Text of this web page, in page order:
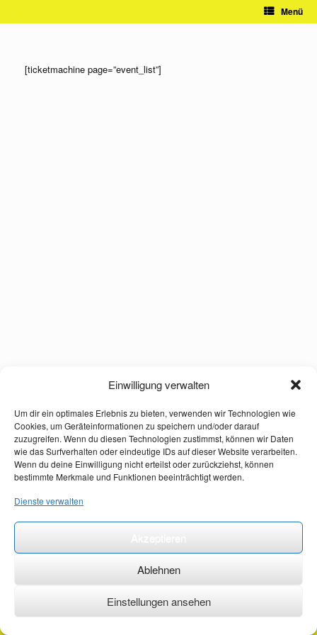
Einwilligung verwalten
Um dir ein optimales Erlebnis zu bieten, verwenden wir Technologien wie
Cookies, um Geräteinformationen zu speichern und/oder darauf
zuzugreifen. Wenn du diesen Technologien zustimmst, können wir Daten
wie das Surfverhalten oder eindeutige IDs auf dieser Website verarbeiten.
Wenn du deine Einwilligung nicht erteilst oder zurückziehst, können
bestimmte Merkmale und Funktionen beeinträchtigt werden.
Dienste verwalten
Ablehnen
Einstellungen ansehen
Menü
[ticketmachine page=”event_list”]
©2026 ·erstehilfekurs-mauch.de ·AGB ·Datenschutzerklärung ·Impressum ·